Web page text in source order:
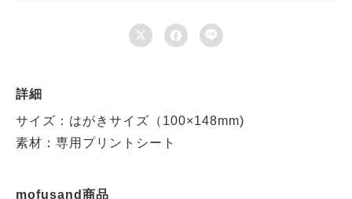
  
詳細
サイズ：はがきサイズ（100×148mm)
素材：専用プリントシート
mofusand商品